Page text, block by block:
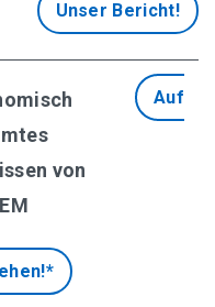
Unser Bericht!
von
Auf